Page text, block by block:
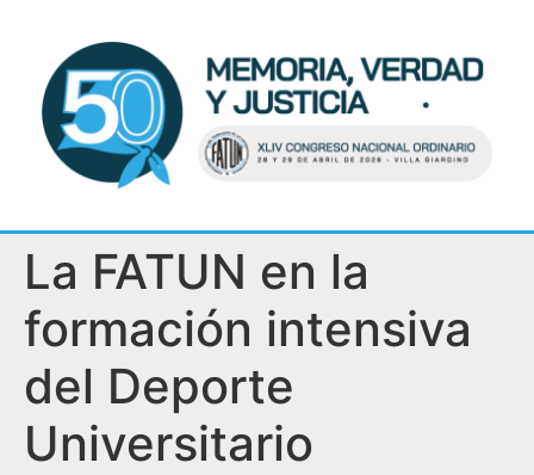
La FATUN en la
formación intensiva
del Deporte
Universitario